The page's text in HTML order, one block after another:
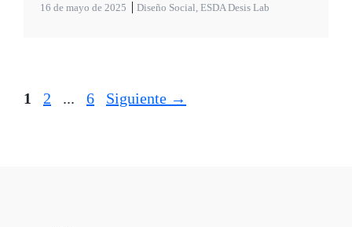
16 de mayo de 2025 Diseño Social, ESDA Desis Lab
Página
1 Página
2 ... Página
6 Siguiente →